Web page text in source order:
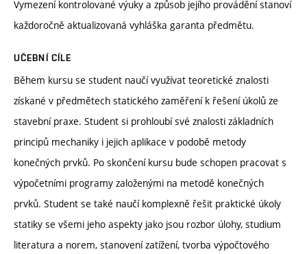
Vymezení kontrolované výuky a způsob jejího provádění stanoví
každoročně aktualizovaná vyhláška garanta předmětu.
UČEBNÍ CÍLE
Během kursu se student naučí využívat teoretické znalosti
získané v předmětech statického zaměření k řešení úkolů ze
stavební praxe. Student si prohloubí své znalosti základních
principů mechaniky i jejich aplikace v podobě metody
konečných prvků. Po skončení kursu bude schopen pracovat s
výpočetními programy založenými na metodě konečných
prvků. Student se také naučí komplexně řešit praktické úkoly
statiky se všemi jeho aspekty jako jsou rozbor úlohy, studium
literatura a norem, stanovení zatížení, tvorba výpočtového